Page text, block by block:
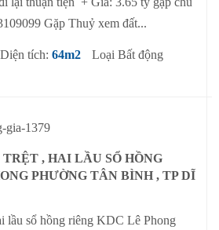
Gặp Thuỷ xem đất...
Diện tích: 64m2
Loại Bất động
, HAI LẦU SỔ HỒNG
PHƯỜNG TÂN BÌNH , TP DĨ
lầu sổ hồng riêng KDC Lê Phong